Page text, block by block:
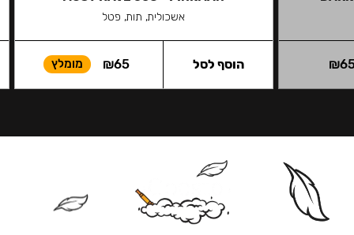
₪
אשכולית, תות, פטל
₪65 מומלץ הוסף לסל